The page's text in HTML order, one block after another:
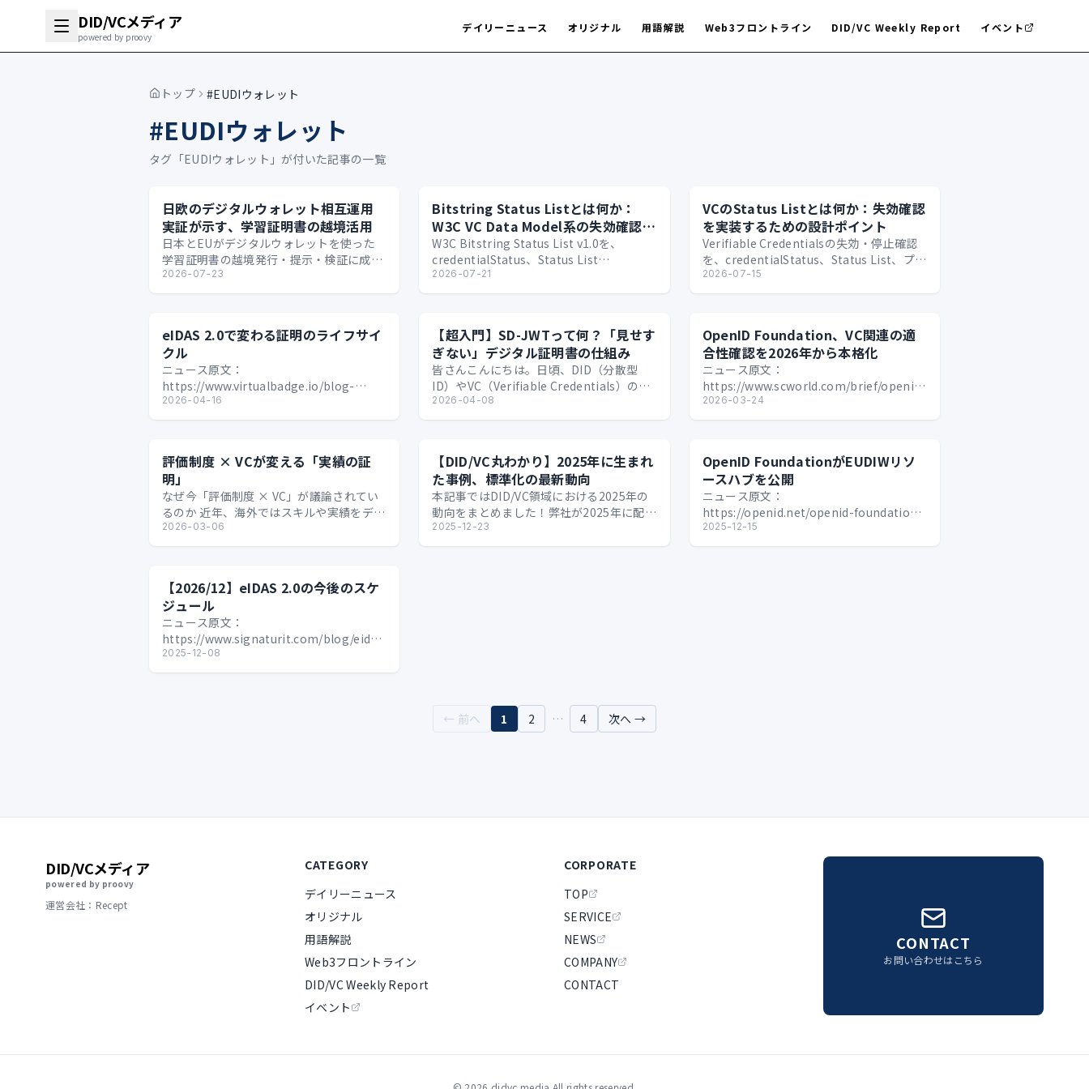
DID/VCメディア
powered by proovy
デイリーニュース オリジナル 用語解説 Web3フロントライン DID/VC Weekly Report イベント
トップ #EUDIウォレット
#EUDIウォレット
タグ「EUDIウォレット 」が付いた記事の一覧
日欧のデジタルウォレット相互運用
実証が示す、学習証明書の越境活用
日本とEUがデジタルウォレットを使った
学習証明書の越境発行・提示・検証に成功
した実証から、国境を越えるデジタル証明
の可能性を整理します。
2026-07-23
Bitstring Status Listとは何か：
W3C VC Data Model系の失効確認を
読む
W3C Bitstring Status List v1.0を、
credentialStatus、Status List
Credential、statusLi…
2026-07-21
VCのStatus Listとは何か：失効確認
を実装するための設計ポイント
Verifiable Credentialsの失効・停止確認
を、credentialStatus、Status List、プラ
イバシー、Issuer/Verif…
2026-07-15
eIDAS 2.0で変わる証明のライフサイ
クル
ニュース原文：
https://www.virtualbadge.io/blog-
articles/eidas-2-0-what-is-coming-for-
o…
2026-04-16
【超入門】SD-JWTって何？「見せす
ぎない」デジタル証明書の仕組み
皆さんこんにちは。日頃、DID（分散型
ID）やVC（Verifiable Credentials）の事
業に携わっている広報・営業担当です。 最
近、Web3やデジ…
2026-04-08
OpenID Foundation、VC関連の適
合性確認を2026年から本格化
ニュース原文：
https://www.scworld.com/brief/openid-
foundation-sets-2026-date-for-ident…
2026-03-24
評価制度 × VCが変える「実績の証
明」
なぜ今「評価制度 × VC」が議論されてい
るのか 近年、海外ではスキルや実績をデジ
タル証明として扱う仕組みへの関心が高ま
っています。 背景の一つは、スキルベー
2026-03-06
【DID/VC丸わかり】2025年に生まれ
た事例、標準化の最新動向
本記事ではDID/VC領域における2025年の
動向をまとめました！弊社が2025年に配信
してきた記事をベースに一気にふり返って
いきます。 国際標準化をめぐる動向…
2025-12-23
OpenID FoundationがEUDIWリソ
ースハブを公開
ニュース原文：
https://openid.net/openid-foundation-
launches-eudiw-resource-hub/ EUデジ
タル…
2025-12-15
【2026/12】eIDAS 2.0の今後のスケ
ジュール
ニュース原文：
https://www.signaturit.com/blog/eidas-
2-0-compliance-deadlines-and-steps…
2025-12-08
← 前へ 1 2 … 4 次へ →
DID/VCメディア
powered by proovy
運営会社：Recept
CATEGORY
デイリーニュース
オリジナル
用語解説
Web3フロントライン
DID/VC Weekly Report
イベント
CORPORATE
TOP
SERVICE
NEWS
COMPANY
CONTACT
CONTACT
お問い合わせはこちら